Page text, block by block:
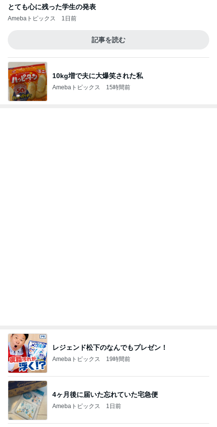
とても心に残った学生の発表
Amebaトピックス 1日前
記事を読む
10kg増で夫に大爆笑された私
Amebaトピックス 15時間前
レジェンド松下のなんでもプレゼン！
Amebaトピックス 19時間前
4ヶ月後に届いた忘れていた宅急便
Amebaトピックス 1日前